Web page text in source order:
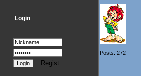
Login
Regist
Posts: 272